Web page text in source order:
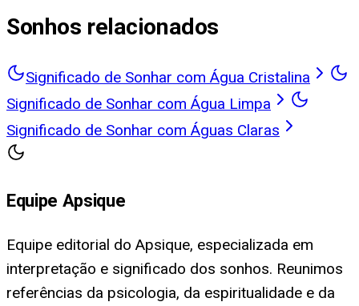
Sonhos relacionados
Significado de Sonhar com Água Cristalina
Significado de Sonhar com Água Limpa
Significado de Sonhar com Águas Claras
Equipe Apsique
Equipe editorial do Apsique, especializada em
interpretação e significado dos sonhos. Reunimos
referências da psicologia, da espiritualidade e da